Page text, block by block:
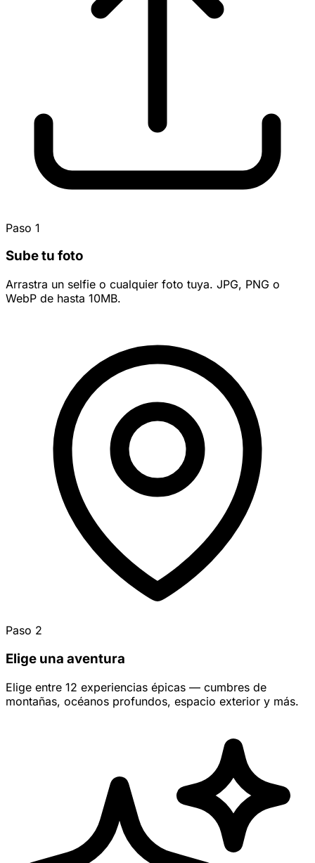
Paso 1
Sube tu foto
Arrastra un selfie o cualquier foto tuya. JPG, PNG o
WebP de hasta 10MB.
Paso 2
Elige una aventura
Elige entre 12 experiencias épicas — cumbres de
montañas, océanos profundos, espacio exterior y más.